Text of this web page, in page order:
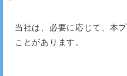
当社は、必要に応じて、本
ことがあります。